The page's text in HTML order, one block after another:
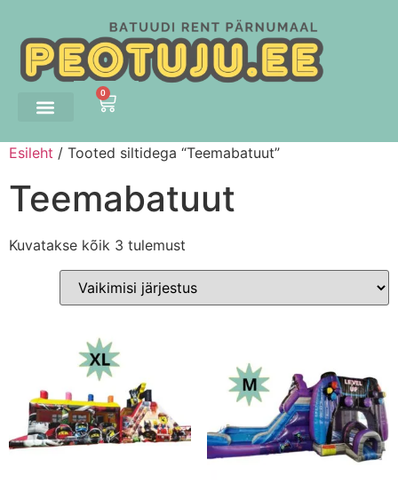
0
Esileht / Tooted siltidega “Teemabatuut”
Teemabatuut
Kuvatakse kõik 3 tulemust